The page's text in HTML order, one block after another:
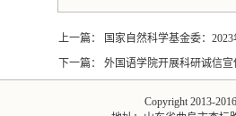
上一篇：
国家自然科学基金委：
下一篇：
外国语学院开展科研诚信
Copyright 2013-